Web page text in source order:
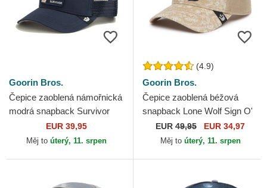
Goorin Bros.
Čepice zaoblená námořnická
modrá snapback Survivor
The Farm Goorin Bros.
EUR 39,95
Měj to úterý, 11. srpen
(4.9)
Goorin Bros.
Čepice zaoblená béžová
snapback Lone Wolf Sign O'
The Times The Farm Paisley
The Farm Goorin Bros.
EUR 49,95 EUR 34,97
Měj to úterý, 11. srpen